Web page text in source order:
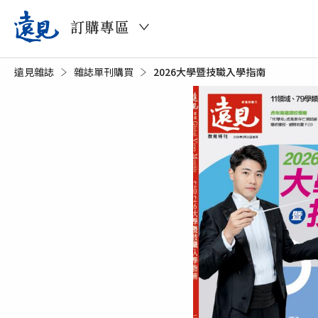
訂購專區
遠見雜誌 雜誌單刊購買 目前頁面：
2026大學暨技職入學指南